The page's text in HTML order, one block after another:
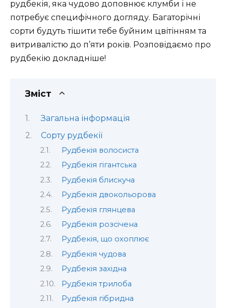
рудбекія, яка чудово доповнює клумби і не
потребує специфічного догляду. Багаторічні
сорти будуть тішити тебе буйним цвітінням та
витривалістю до п’яти років. Розповідаємо про
рудбекію докладніше!
Зміст
Загальна інформація
Сорту рудбекії
Рудбекія волосиста
Рудбекія гігантська
Рудбекія блискуча
Рудбекія двокольорова
Рудбекія глянцева
Рудбекія розсічена
Рудбекія, що охоплює
Рудбекія чудова
Рудбекія західна
Рудбекія трилоба
Рудбекія гібридна